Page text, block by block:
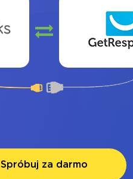
Spróbuj za darmo